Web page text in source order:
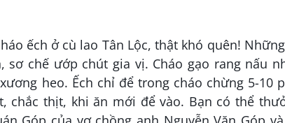
ếch ở cù lao Tân Lộc, thật khó quên!
sơ chế ướp chút gia vị. Cháo gạo rang nấu
heo. Ếch chỉ để trong cháo chừng 5-10
chắc thịt, khi ăn mới để vào. Bạn có thể